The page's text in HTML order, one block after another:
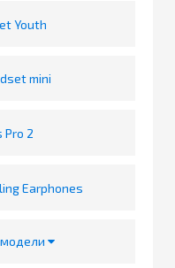
Youth
mini
Pro 2
Earphones